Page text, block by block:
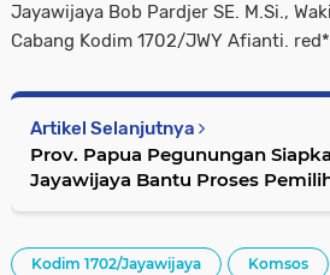
Jayawijaya Bob Pardjer SE. M.Si.,
Cabang Kodim 1702/JWY Afianti. red*
Artikel Selanjutnya
Prov. Papua Pegunungan
Jayawijaya Bantu Proses
Kodim 1702/Jayawijaya Komsos